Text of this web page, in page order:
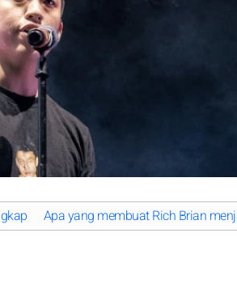
Apa yang membuat Rich Brian